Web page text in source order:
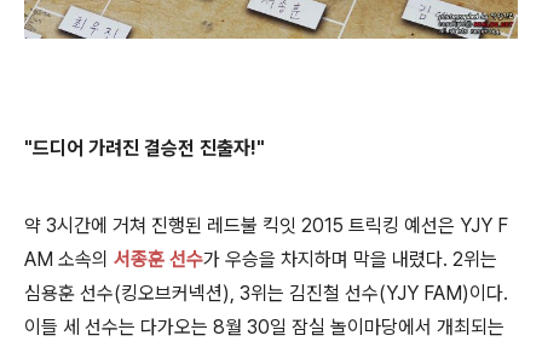
"드디어 가려진 결승전 진출자!"
약 3시간에 거쳐 진행된 레드불 킥잇 2015 트릭킹 예선은 YJY F
AM 소속의 서종훈 선수가 우승을 차지하며 막을 내렸다. 2위는
심용훈 선수(킹오브커넥션), 3위는 김진철 선수(YJY FAM)이다.
이들 세 선수는 다가오는 8월 30일 잠실 놀이마당에서 개최되는